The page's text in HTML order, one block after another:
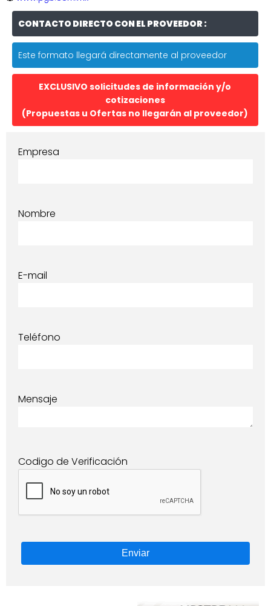
CONTACTO DIRECTO CON EL PROVEEDOR :
Este formato llegará directamente al proveedor
EXCLUSIVO solicitudes de información y/o
cotizaciones
(Propuestas u Ofertas no llegarán al proveedor)
Empresa
Nombre
E-mail
Teléfono
Mensaje
Codigo de Verificación
Enviar